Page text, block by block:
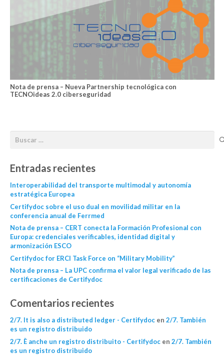
Nota de prensa – Nueva Partnership tecnológica con
TECNOideas 2.0 ciberseguridad
Entradas recientes
Interoperabilidad del transporte multimodal y autonomía
estratégica Europea
Certifydoc sobre el uso dual en movilidad militar en la
conferencia anual de Ferrmed
Nota de prensa – CERT conecta la Formación Profesional con
Europa: credenciales verificables, identidad digital y
armonización ESCO
Certifydoc for ERCI Task Force on “Military Mobility”
Nota de prensa – La UPC confirma el valor legal verificado de las
certificaciones de Certifydoc
Comentarios recientes
2/7. It is also a distributed ledger - Certifydocen 2/7. También
es un registro distribuido
2/7. È anche un registro distribuito - Certifydocen 2/7. También
es un registro distribuido